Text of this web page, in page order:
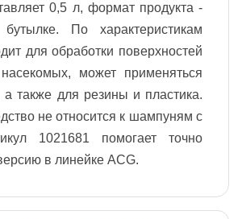
0,5 л, формат продукта -
По характеристикам
для обработки поверхностей
может применяться
а также для резины и пластика.
не относится к шампуням с
1021681 помогает точно
в линейке ACG.